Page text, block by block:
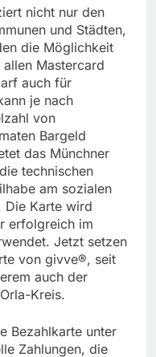
nicht nur den
und Städten,
die Möglichkeit
Mastercard
auch für
je nach
von
Bargeld
das Münchner
technischen
am sozialen
Die Karte wird
erfolgreich im
Jetzt setzen
von givve®, seit
auch der
Kreis.
Bezahlkarte unter
Zahlungen, die